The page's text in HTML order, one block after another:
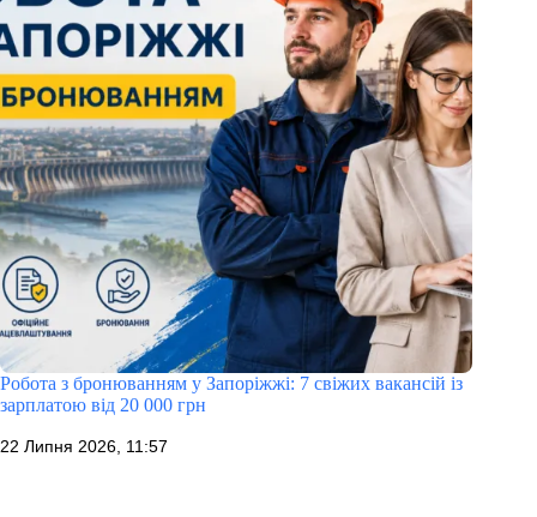
Робота з бронюванням у Запоріжжі: 7 свіжих вакансій із
зарплатою від 20 000 грн
22 Липня 2026, 11:57